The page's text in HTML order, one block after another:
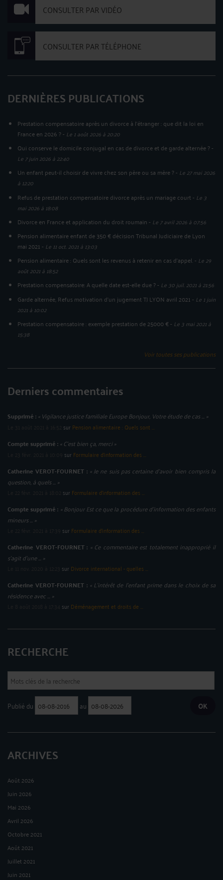
CONSULTER PAR VIDÉO
CONSULTER PAR TÉLÉPHONE
DERNIÈRES PUBLICATIONS
Prestation compensatoire après un divorce à l'étranger : que dit la loi en
France en 2026 ?- Le 1 août 2026 à 20:20
Qui conserve le domicile conjugal en cas de divorce et de garde alternée ?-
Le 7 juin 2026 à 22:40
Un enfant peut-il choisir de vivre chez son père ou sa mère ?- Le 27 mai 2026
à 12:20
Refus de prestation compensatoire divorce après un mariage court- Le 3
mai 2026 à 18:08
Divorce en France et application du droit roumain- Le 7 avril 2026 à 07:56
Pension alimentaire enfant de 350 € décision Tribunal Judiciaire de Lyon
mai 2021- Le 11 oct. 2021 à 13:03
Pension alimentaire : Quels sont les revenus à retenir en cas d'appel.- Le 29
août 2021 à 18:52
Prestation compensatoire: A quelle date est-elle due ?- Le 30 juil. 2021 à 21:56
Garde alternée, Refus motivation d'un jugement TJ LYON avril 2021- Le 1 juin
2021 à 10:02
Prestation compensatoire : exemple prestation de 25000 €- Le 3 mai 2021 à
15:38
Voir toutes ses publications
Derniers commentaires
Supprimé :« Vigilance justice familiale Europe Bonjour, Votre étude de cas ... »
sur Pension alimentaire : Quels sont ...
Compte supprimé :« C'est bien ça, merci »
sur Formulaire d'information des ...
Catherine VEROT-FOURNET : « Je ne suis pas certaine d'avoir bien compris la
question, à quels ... »
sur Formulaire d'information des ...
Compte supprimé : « Bonjour Est ce que la procédure d'information des enfants
mineurs ... »
sur Formulaire d'information des ...
Catherine VEROT-FOURNET : « Ce commentaire est totalement inapproprié il
s'agit d'une ... »
sur Divorce international - quelles ...
Catherine VEROT-FOURNET : « L'intérêt de l'enfant prime dans le choix de sa
résidence avec ... »
sur Déménagement et droits de ...
RECHERCHE
Publié du au
ARCHIVES
Août 2026
Juin 2026
Mai 2026
Avril 2026
Octobre 2021
Août 2021
Juillet 2021
Juin 2021